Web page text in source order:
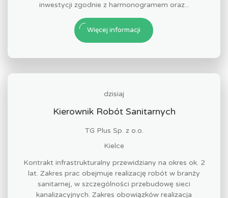
inwestycji zgodnie z harmonogramem oraz...
Więcej informacji
dzisiaj
Kierownik Robót Sanitarnych
TG Plus Sp. z o.o.
Kielce
Kontrakt infrastrukturalny przewidziany na okres ok. 2
lat. Zakres prac obejmuje realizację robót w branży
sanitarnej, w szczególności przebudowę sieci
kanalizacyjnych. Zakres obowiązków realizacja